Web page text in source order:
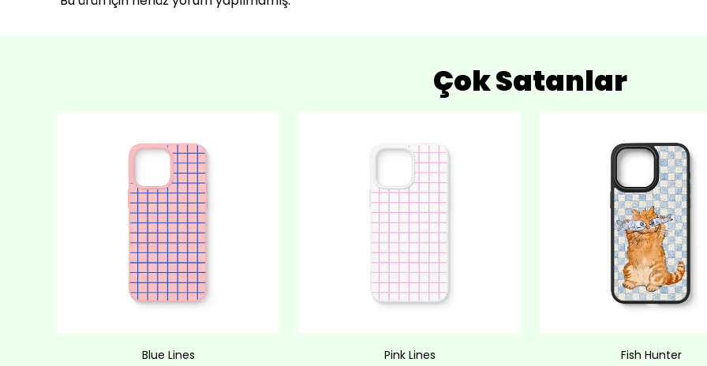
Çok Satanlar
Blue Lines Pink Lines Fish Hunter